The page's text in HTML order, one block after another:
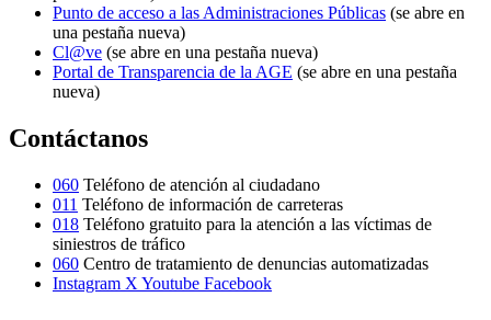
Punto de acceso a las Administraciones Públicas (se abre en
una pestaña nueva)
Cl@ve (se abre en una pestaña nueva)
Portal de Transparencia de la AGE (se abre en una pestaña
nueva)
Contáctanos
060 Teléfono de atención al ciudadano
011 Teléfono de información de carreteras
018 Teléfono gratuito para la atención a las víctimas de
siniestros de tráfico
060 Centro de tratamiento de denuncias automatizadas
Instagram X Youtube Facebook